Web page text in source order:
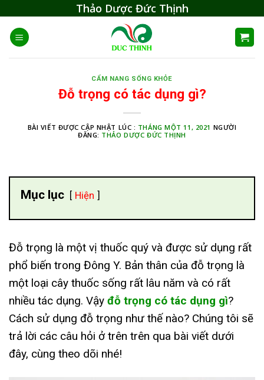
content
Thảo Dược Đức Thịnh
CẨM NANG SỐNG KHỎE
Đỗ trọng có tác dụng gì?
BÀI VIẾT ĐƯỢC CẬP NHẬT LÚC : THÁNG MỘT 11, 2021 NGƯỜI
ĐĂNG: THẢO DƯỢC ĐỨC THỊNH
Mục lục Hiện
Đỗ trọng là một vị thuốc quý và được sử dụng rất
phổ biến trong Đông Y. Bản thân của đỗ trọng là
một loại cây thuốc sống rất lâu năm và có rất
nhiều tác dụng. Vậy đỗ trọng có tác dụng gì?
Cách sử dụng đỗ trọng như thế nào? Chúng tôi sẽ
trả lời các câu hỏi ở trên trên qua bài viết dưới
đây, cùng theo dõi nhé!